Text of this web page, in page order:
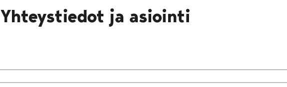
Yhteystiedot ja asiointi